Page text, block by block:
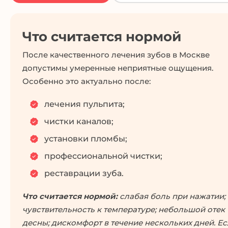
Что считается нормой
После качественного лечения зубов в Москве
допустимы умеренные неприятные ощущения.
Особенно это актуально после:
лечения пульпита;
чистки каналов;
установки пломбы;
профессиональной чистки;
реставрации зуба.
Что считается нормой: слабая боль при нажатии;
чувствительность к температуре; небольшой отек
десны; дискомфорт в течение нескольких дней.